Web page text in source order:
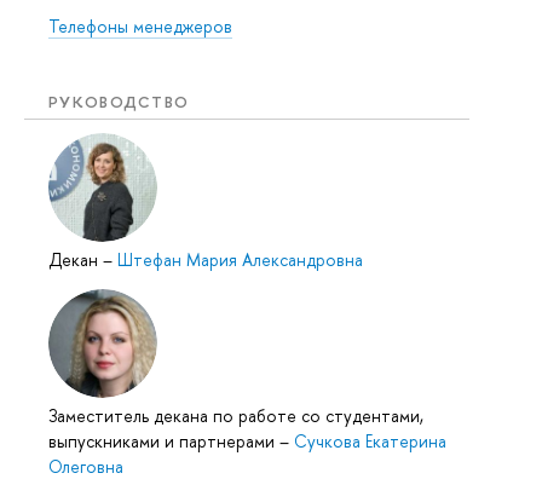
Телефоны менеджеров
РУКОВОДСТВО
Декан – Штефан Мария Александровна
Заместитель декана по работе со студентами,
выпускниками и партнерами – Сучкова Екатерина
Олеговна